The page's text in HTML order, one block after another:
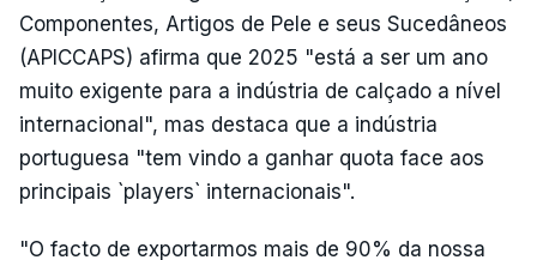
Componentes, Artigos de Pele e seus Sucedâneos
(APICCAPS) afirma que 2025 "está a ser um ano
muito exigente para a indústria de calçado a nível
internacional", mas destaca que a indústria
portuguesa "tem vindo a ganhar quota face aos
principais `players` internacionais".
"O facto de exportarmos mais de 90% da nossa